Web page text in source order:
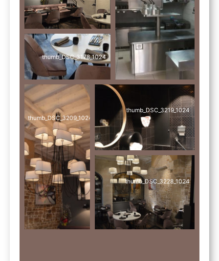
thumb_DSC_3178_1024
thumb_DSC_3209_1024
thumb_DSC_3219_1024
thumb_DSC_3228_1024